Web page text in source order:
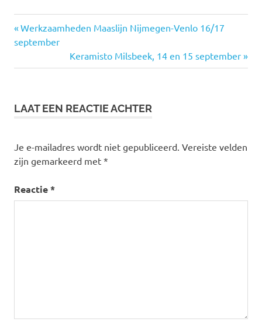
Bericht
navigatie
Vorige
bericht:
Werkzaamheden Maaslijn Nijmegen-Venlo 16/17
september
Volgende
bericht:
Keramisto Milsbeek, 14 en 15 september
LAAT EEN REACTIE ACHTER
Je e-mailadres wordt niet gepubliceerd. Vereiste velden
zijn gemarkeerd met *
Reactie*